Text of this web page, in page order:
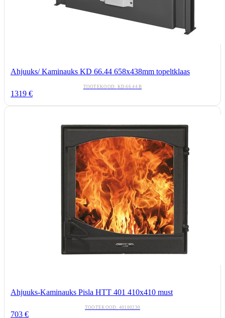
Ahjuuks/ Kaminauks KD 66.44 658x438mm topeltklaas
TOOTEKOOD: KD 66.44 B
1319 €
Ahjuuks-Kaminauks Pisla HTT 401 410x410 must
TOOTEKOOD: 40100230
703 €